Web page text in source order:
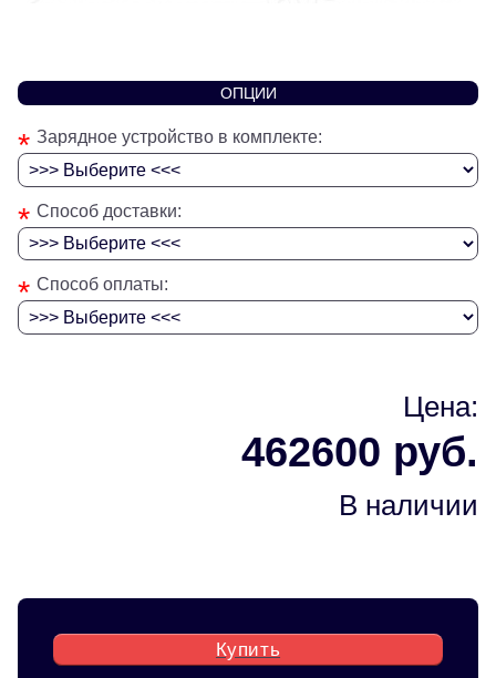
ОПЦИИ
* Зарядное устройство в комплекте:
* Способ доставки:
* Способ оплаты:
Цена:
462600 руб.
В наличии
Купить